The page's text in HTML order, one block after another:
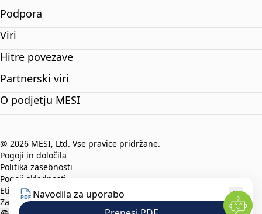
Navodila za uporabo
Podpora
Viri
Hitre povezave
Partnerski viri
O podjetju MESI
@ 2026 MESI, Ltd. Vse pravice pridržane.
Pogoji in določila
Politika zasebnosti
Pogoji skladnosti
Etični kodeks
Zaščita prijaviteljev